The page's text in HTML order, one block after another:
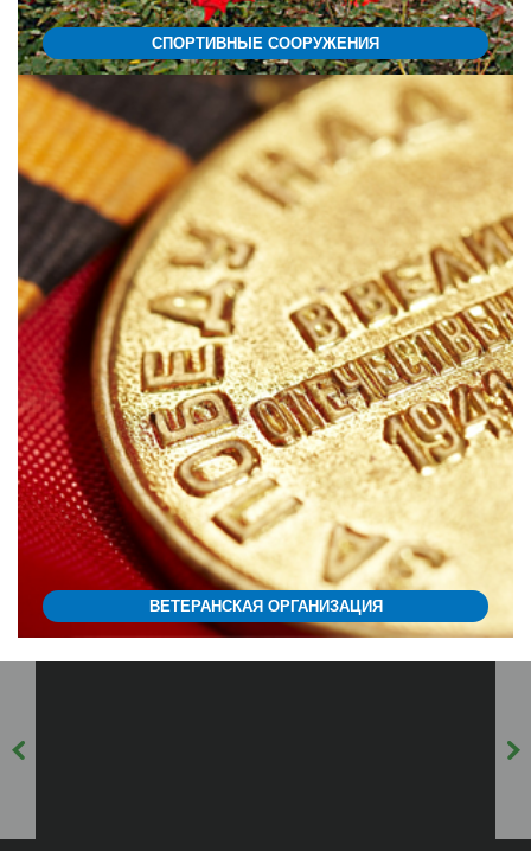
СПОРТИВНЫЕ СООРУЖЕНИЯ
ВЕТЕРАНСКАЯ ОРГАНИЗАЦИЯ